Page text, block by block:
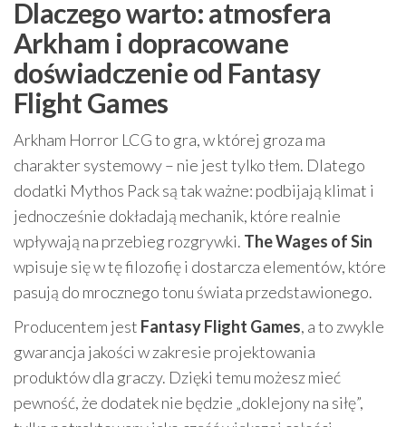
Dlaczego warto: atmosfera
Arkham i dopracowane
doświadczenie od Fantasy
Flight Games
Arkham Horror LCG to gra, w której groza ma
charakter systemowy – nie jest tylko tłem. Dlatego
dodatki Mythos Pack są tak ważne: podbijają klimat i
jednocześnie dokładają mechanik, które realnie
wpływają na przebieg rozgrywki. The Wages of Sin
wpisuje się w tę filozofię i dostarcza elementów, które
pasują do mrocznego tonu świata przedstawionego.
Producentem jest Fantasy Flight Games, a to zwykle
gwarancja jakości w zakresie projektowania
produktów dla graczy. Dzięki temu możesz mieć
pewność, że dodatek nie będzie „doklejony na siłę”,